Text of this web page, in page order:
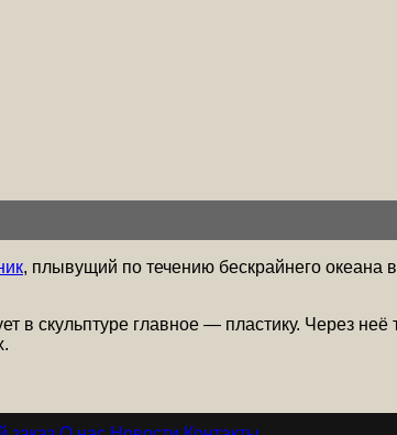
, плывущий по течению бескрайнего океана
в скульптуре главное — пластику. Через